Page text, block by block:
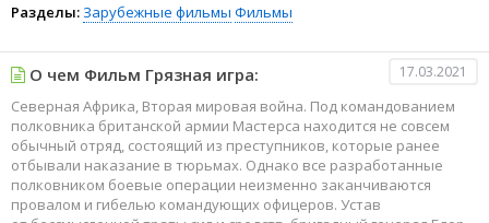
Разделы: Зарубежные фильмы Фильмы
О чем Фильм Грязная игра: 17.03.2021
Северная Африка, Вторая мировая война. Под командованием
полковника британской армии Мастерса находится не совсем
обычный отряд, состоящий из преступников, которые ранее
отбывали наказание в тюрьмах. Однако все разработанные
полковником боевые операции неизменно заканчиваются
провалом и гибелью командующих офицеров. Устав